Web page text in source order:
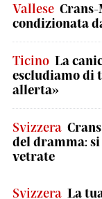
Vallese
condizionata
Ticino La
escludiamo di
allerta»
Svizzera
del dramma:
vetrate
Svizzera La